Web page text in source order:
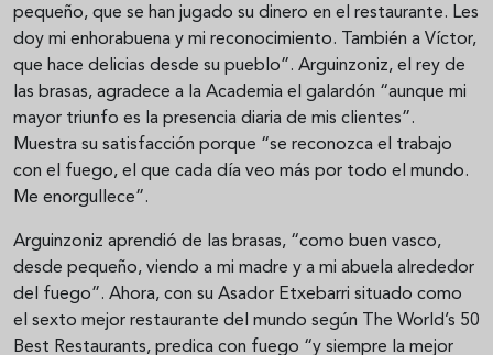
pequeño, que se han jugado su dinero en el restaurante. Les
doy mi enhorabuena y mi reconocimiento. También a Víctor,
que hace delicias desde su pueblo”. Arguinzoniz, el rey de
las brasas, agradece a la Academia el galardón “aunque mi
mayor triunfo es la presencia diaria de mis clientes”.
Muestra su satisfacción porque “se reconozca el trabajo
con el fuego, el que cada día veo más por todo el mundo.
Me enorgullece”.
Arguinzoniz aprendió de las brasas, “como buen vasco,
desde pequeño, viendo a mi madre y a mi abuela alrededor
del fuego”. Ahora, con su Asador Etxebarri situado como
el sexto mejor restaurante del mundo según The World’s 50
Best Restaurants, predica con fuego “y siempre la mejor